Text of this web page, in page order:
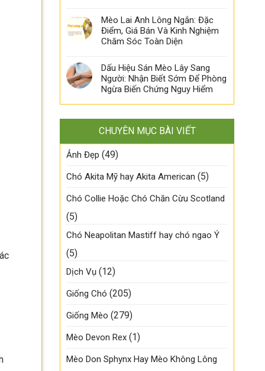
Mèo Lai Anh Lông Ngắn: Đặc
Điểm, Giá Bán Và Kinh Nghiệm
Chăm Sóc Toàn Diện
Dấu Hiệu Sán Mèo Lây Sang
Người: Nhận Biết Sớm Để Phòng
Ngừa Biến Chứng Nguy Hiểm
CHUYÊN MỤC BÀI VIẾT
Ảnh Đẹp (49)
Chó Akita Mỹ hay Akita American (5)
Chó Collie Hoặc Chó Chăn Cừu Scotland
(5)
Chó Neapolitan Mastiff hay chó ngao Ý
(5)
Dịch Vụ (12)
Giống Chó (205)
Giống Mèo (279)
Mèo Devon Rex (1)
Mèo Don Sphynx Hay Mèo Không Lông